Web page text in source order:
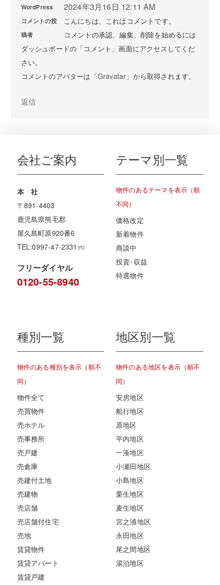
WordPress
コメントの投
稿者
2024年3月16日 12:11 AM
こんにちは、これはコメントです。
コメントの承認、編集、削除を始めるには
ダッシュボードの「コメント」画面にアクセスしてくだ
さい。
コメントのアバターは「Gravatar 」から取得されます。
返信
会社ご案内
本 社
〒891-4403
鹿児島県熊毛郡
屋久島町原920番6
TEL:0997-47-2331㈹
フリーダイヤル
0120-55-8940
テーマ別一覧
物件のあるテーマを表示（順
不同）
価格改定
新着物件
商談中
投資･収益
特選物件
種別一覧
物件のある種別を表示（順不
同）
物件全て
売買物件
売ホテル
売事務所
売戸建
売倉庫
売建付土地
売建物
売店舗
売店舗付住宅
売地
賃貸物件
賃貸アパート
賃貸戸建
地区別一覧
物件のある地区を表示（順不
同）
安房地区
船行地区
原地区
平内地区
一湊地区
小瀬田地区
小島地区
栗生地区
麦生地区
宮之浦地区
永田地区
尾之間地区
湯泊地区